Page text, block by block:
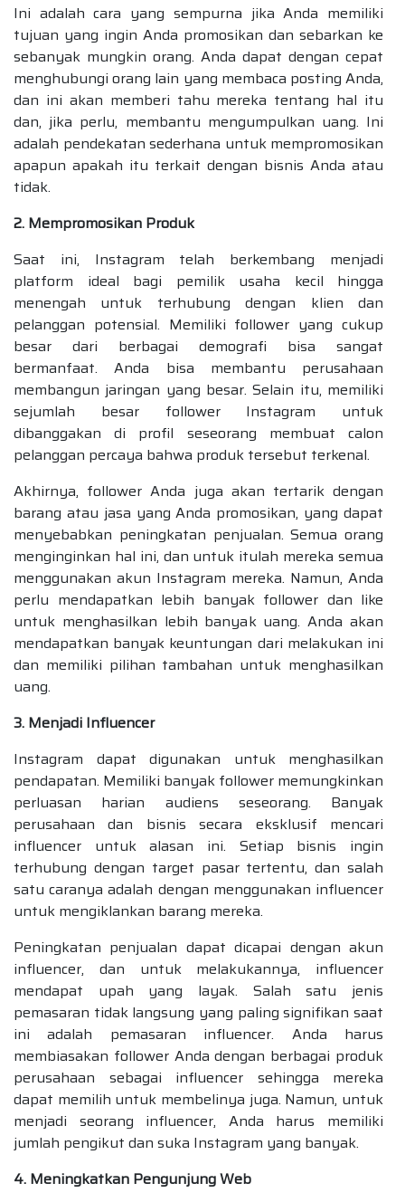
Ini adalah cara yang sempurna jika Anda memiliki
tujuan yang ingin Anda promosikan dan sebarkan ke
sebanyak mungkin orang. Anda dapat dengan cepat
menghubungi orang lain yang membaca posting Anda,
dan ini akan memberi tahu mereka tentang hal itu
dan, jika perlu, membantu mengumpulkan uang. Ini
adalah pendekatan sederhana untuk mempromosikan
apapun apakah itu terkait dengan bisnis Anda atau
tidak.
2. Mempromosikan Produk
Saat ini, Instagram telah berkembang menjadi
platform ideal bagi pemilik usaha kecil hingga
menengah untuk terhubung dengan klien dan
pelanggan potensial. Memiliki follower yang cukup
besar dari berbagai demografi bisa sangat
bermanfaat. Anda bisa membantu perusahaan
membangun jaringan yang besar. Selain itu, memiliki
sejumlah besar follower Instagram untuk
dibanggakan di profil seseorang membuat calon
pelanggan percaya bahwa produk tersebut terkenal.
Akhirnya, follower Anda juga akan tertarik dengan
barang atau jasa yang Anda promosikan, yang dapat
menyebabkan peningkatan penjualan. Semua orang
menginginkan hal ini, dan untuk itulah mereka semua
menggunakan akun Instagram mereka. Namun, Anda
perlu mendapatkan lebih banyak follower dan like
untuk menghasilkan lebih banyak uang. Anda akan
mendapatkan banyak keuntungan dari melakukan ini
dan memiliki pilihan tambahan untuk menghasilkan
uang.
3. Menjadi Influencer
Instagram dapat digunakan untuk menghasilkan
pendapatan. Memiliki banyak follower memungkinkan
perluasan harian audiens seseorang. Banyak
perusahaan dan bisnis secara eksklusif mencari
influencer untuk alasan ini. Setiap bisnis ingin
terhubung dengan target pasar tertentu, dan salah
satu caranya adalah dengan menggunakan influencer
untuk mengiklankan barang mereka.
Peningkatan penjualan dapat dicapai dengan akun
influencer, dan untuk melakukannya, influencer
mendapat upah yang layak. Salah satu jenis
pemasaran tidak langsung yang paling signifikan saat
ini adalah pemasaran influencer. Anda harus
membiasakan follower Anda dengan berbagai produk
perusahaan sebagai influencer sehingga mereka
dapat memilih untuk membelinya juga. Namun, untuk
menjadi seorang influencer, Anda harus memiliki
jumlah pengikut dan suka Instagram yang banyak.
4. Meningkatkan Pengunjung Web